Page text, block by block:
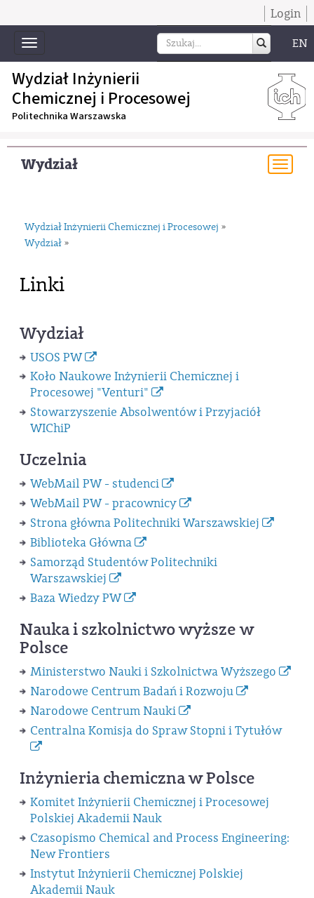
Login
Toggle
navigation
EN
Wydział Inżynierii
Chemicznej i Procesowej
Politechnika Warszawska
Wydział
Wydział Inżynierii Chemicznej i Procesowej »
Wydział »
Linki
Wydział
USOS PW
Koło Naukowe Inżynierii Chemicznej i
Procesowej "Venturi"
Stowarzyszenie Absolwentów i Przyjaciół
WIChiP
Uczelnia
WebMail PW - studenci
WebMail PW - pracownicy
Strona główna Politechniki Warszawskiej
Biblioteka Główna
Samorząd Studentów Politechniki
Warszawskiej
Baza Wiedzy PW
Nauka i szkolnictwo wyższe w
Polsce
Ministerstwo Nauki i Szkolnictwa Wyższego
Narodowe Centrum Badań i Rozwoju
Narodowe Centrum Nauki
Centralna Komisja do Spraw Stopni i Tytułów
Inżynieria chemiczna w Polsce
Komitet Inżynierii Chemicznej i Procesowej
Polskiej Akademii Nauk
Czasopismo Chemical and Process Engineering:
New Frontiers
Instytut Inżynierii Chemicznej Polskiej
Akademii Nauk